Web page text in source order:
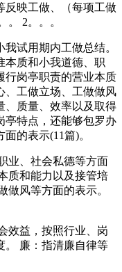
反映工做、（每项工做
。 2。。。
试用期内工做总结。
本质和小我道德、职
行岗亭职责的营业本质
、工做立场、工做做风
、质量、效率以及取得
亭特点，还能够包罗办
的表示(11篇)。
、社会私德等方面
质和能力以及接管培
做风等方面的表示。
益，按照行业、岗
。 廉：指清廉自律等